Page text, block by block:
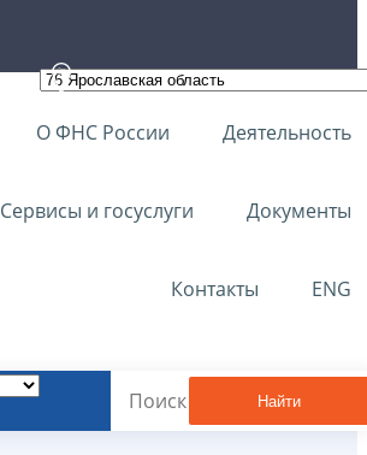
О ФНС России Деятельность
Сервисы и госуслуги Документы
Контакты ENG
Найти